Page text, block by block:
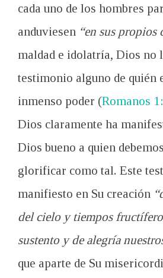
cada uno de los hombres
anduviesen “en sus propios
maldad e idolatría, Dios no
testimonio alguno de quién
inmenso poder (Romanos
Dios claramente ha
Dios bueno a quien
glorificar como tal. Este
manifiesto en Su creación
del cielo y tiempos
sustento y de alegría
que aparte de Su